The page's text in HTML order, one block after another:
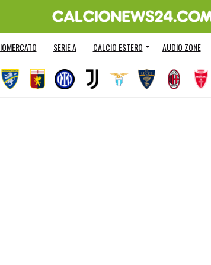
SERIE A CALCIO ESTERO AUDIO ZONE